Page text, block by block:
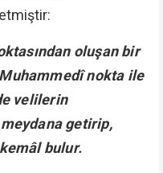
oluşan bir
nokta ile
velilerin
getirip,
bulur.